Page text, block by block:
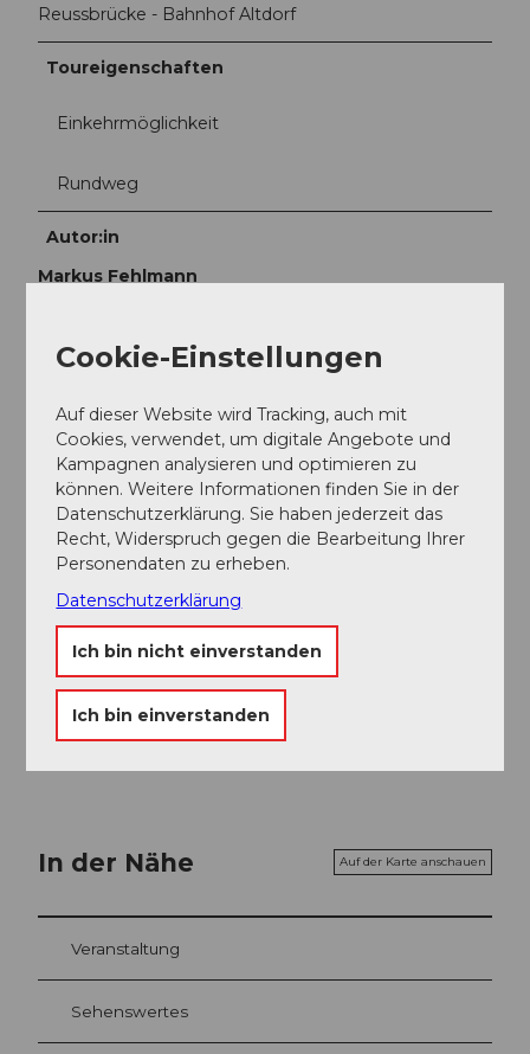
Reussbrücke - Bahnhof Altdorf
Toureigenschaften
Einkehrmöglichkeit
Rundweg
Autor:in
Markus Fehlmann
Verein Urner Wanderwege
Unser Tipp
Die Tour ist durchgehend mit Nr. 402 signalisiert.
Planen Sie ein Picknick ein. Entweder entlang der
Reuss oder im Hinterwiler in Erstfeld werden sich die
Kinder beim Spielen wunderbar verweilen.
Sicherheitshinweise
Keine
Karte
Bike- und Wanderkarte des Kantons Uri
In der Nähe Auf der Karte anschauen
Veranstaltung
Sehenswertes
Cookie-Einstellungen
Auf dieser Website wird Tracking, auch mit
Cookies, verwendet, um digitale Angebote und
Kampagnen analysieren und optimieren zu
können. Weitere Informationen finden Sie in der
Datenschutzerklärung. Sie haben jederzeit das
Recht, Widerspruch gegen die Bearbeitung Ihrer
Personendaten zu erheben.
Datenschutzerklärung
Ich bin nicht einverstanden
Ich bin einverstanden